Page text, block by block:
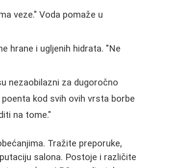
veze." Voda pomaže u
hrane i ugljenih hidrata. "Ne
nezaobilazni za dugoročno
kod svih ovih vrsta borbe
na tome."
Tražite preporuke,
salona. Postoje i različite